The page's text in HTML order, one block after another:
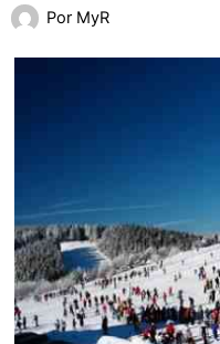
Por MyR